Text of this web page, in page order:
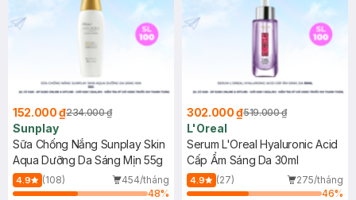
152.000 ₫234.000 ₫
Sunplay
Sữa Chống Nắng Sunplay Skin
Aqua Dưỡng Da Sáng Mịn 55g
4.9 (108)
454/tháng
48%
302.000 ₫519.000 ₫
L'Oreal
Serum L'Oreal Hyaluronic Acid
Cấp Ẩm Sáng Da 30ml
4.9 (27)
275/tháng
46%